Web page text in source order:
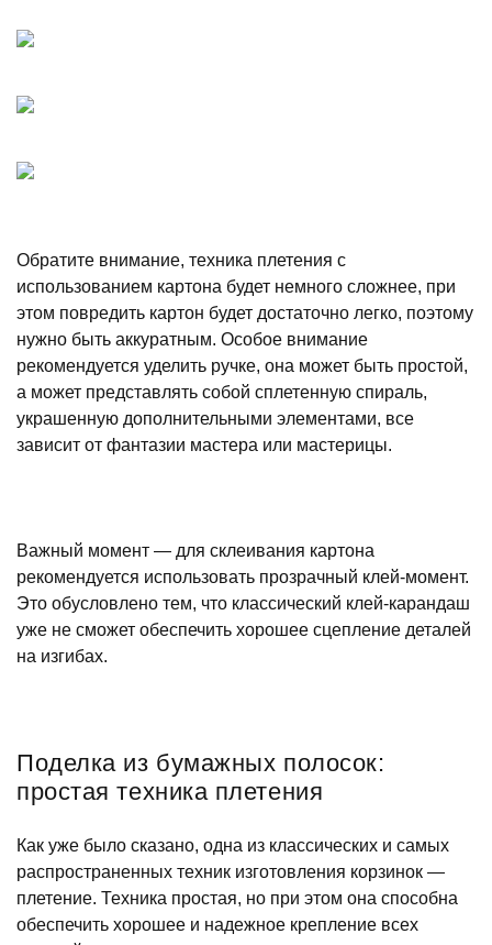
Обратите внимание, техника плетения с
использованием картона будет немного сложнее, при
этом повредить картон будет достаточно легко, поэтому
нужно быть аккуратным. Особое внимание
рекомендуется уделить ручке, она может быть простой,
а может представлять собой сплетенную спираль,
украшенную дополнительными элементами, все
зависит от фантазии мастера или мастерицы.
Важный момент — для склеивания картона
рекомендуется использовать прозрачный клей-момент.
Это обусловлено тем, что классический клей-карандаш
уже не сможет обеспечить хорошее сцепление деталей
на изгибах.
Поделка из бумажных полосок:
простая техника плетения
Как уже было сказано, одна из классических и самых
распространенных техник изготовления корзинок —
плетение. Техника простая, но при этом она способна
обеспечить хорошее и надежное крепление всех